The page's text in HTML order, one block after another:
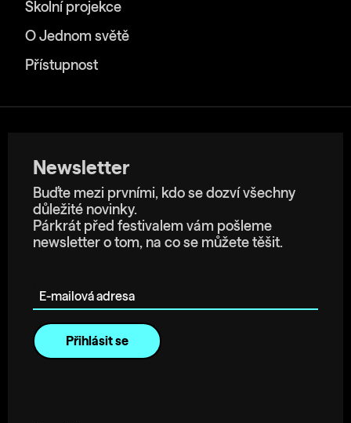
Školní projekce
O Jednom světě
Přístupnost
Newsletter
Buďte mezi prvními, kdo se dozví všechny
důležité novinky.
Párkrát před festivalem vám pošleme
newsletter o tom, na co se můžete těšit.